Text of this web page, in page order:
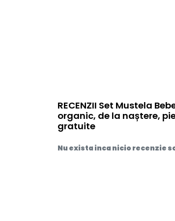
RECENZII Set Mustela
organic, de la naștere,
gratuite
Nu exista inca nicio recenzie